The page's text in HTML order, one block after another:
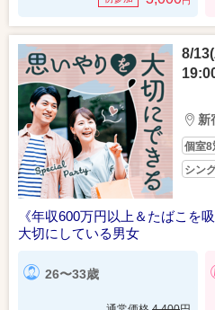
8/
新
個室8
シン
《年収600万円以上＆たばこを
大切にしている男女
26〜33歳